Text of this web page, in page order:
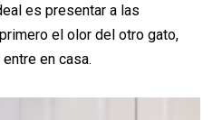
es presentar a las
el olor del otro gato,
en casa.